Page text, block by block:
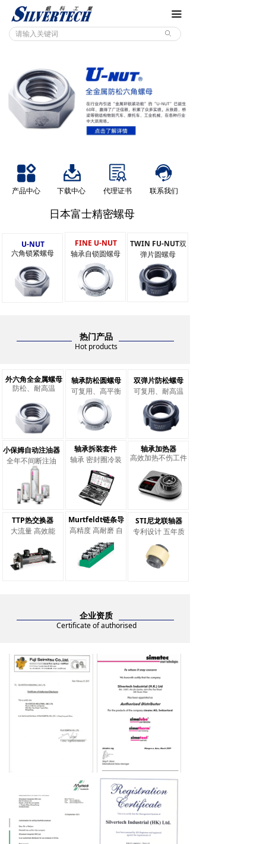
끀
ꄙ
下载中心 代理证书 联系我们
产品中心
Hot products
热门产品
外六角全金属螺母
防松、耐高温
轴承防松圆螺母
可复用、高平衡
轴承拆装套件
轴承 密封圈冷装
双弹片防松螺母
可复用、耐高温
轴承加热器
高效加热不伤工件
Murtfeldt链条导
高精度 高耐磨 自
STI尼龙联轴器
专利设计 五年质
Certificate of authorised
企业资质
日本富士精密螺母
FINE U-NUT
轴承自锁圆螺母
TWIN FU-NUT双
弹片圆螺母
U-NUT
六角锁紧螺母
小保姆自动注油器
全年不间断注油
TTP热交换器
大流量 高效能